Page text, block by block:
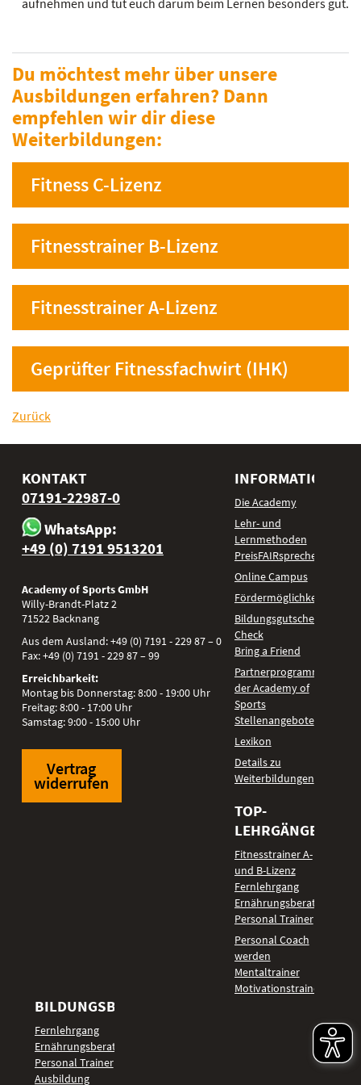
aufnehmen und tut euch darum beim Lernen besonders gut.
Du möchtest mehr über unsere
Ausbildungen erfahren? Dann
empfehlen wir dir diese
Weiterbildungen:
Fitness C-Lizenz
Fitnesstrainer B-Lizenz
Fitnesstrainer A-Lizenz
Geprüfter Fitnessfachwirt (IHK)
Zurück
KONTAKT
07191-22987-0
WhatsApp:
+49 (0) 7191 9513201
Academy of Sports GmbH
Willy-Brandt-Platz 2
71522 Backnang
Aus dem Ausland:+49 (0) 7191 - 229 87 – 0
Fax:+49 (0) 7191 - 229 87 – 99
Erreichbarkeit:
Montag bis Donnerstag: 8:00 - 19:00 Uhr
Freitag: 8:00 - 17:00 Uhr
Samstag: 9:00 - 15:00 Uhr
Vertrag
widerrufen
INFORMATIONEN
Die Academy
Lehr- und
Lernmethoden
PreisFAIRsprechen
Online Campus
Fördermöglichkeiten
Bildungsgutschein
Check
Bring a Friend
Partnerprogramm
der Academy of
Sports
Stellenangebote
Lexikon
Details zu
Weiterbildungen
TOP-
LEHRGÄNGE
Fitnesstrainer A-
und B-Lizenz
Fernlehrgang
Ernährungsberater
Personal Trainer
Personal Coach
werden
Mentaltrainer
Motivationstrainer
BILDUNGSBEREICHE
Fernlehrgang
Ernährungsberater
Personal Trainer
Ausbildung